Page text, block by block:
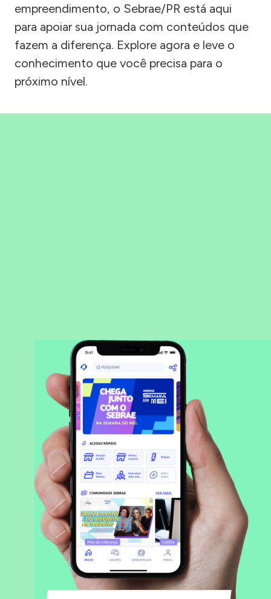
empreendimento, o Sebrae/PR está aqui
para apoiar sua jornada com conteúdos que
fazem a diferença. Explore agora e leve o
conhecimento que você precisa para o
próximo nível.